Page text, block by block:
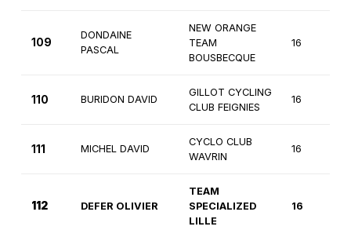
109
DONDAINE
PASCAL
NEW ORANGE
TEAM
BOUSBECQUE
16
110 BURIDON DAVID
GILLOT CYCLING
CLUB FEIGNIES
16
111 MICHEL DAVID
CYCLO CLUB
WAVRIN
16
112 DEFER OLIVIER
TEAM
SPECIALIZED
LILLE
16